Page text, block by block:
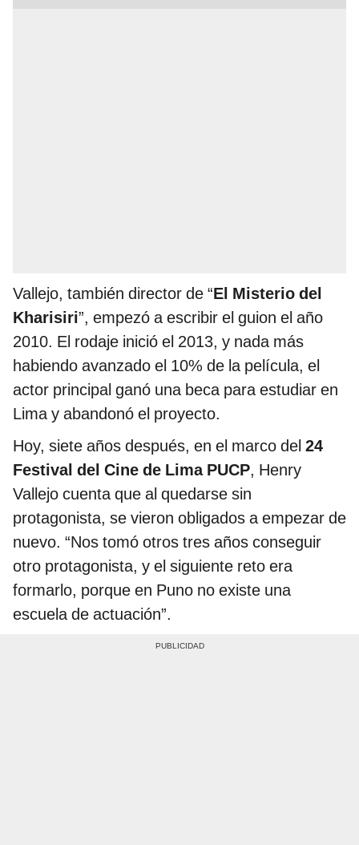
Vallejo, también director de “El Misterio del
Kharisiri”, empezó a escribir el guion el año
2010. El rodaje inició el 2013, y nada más
habiendo avanzado el 10% de la película, el
actor principal ganó una beca para estudiar en
Lima y abandonó el proyecto.
Hoy, siete años después, en el marco del 24
Festival del Cine de Lima PUCP, Henry
Vallejo cuenta que al quedarse sin
protagonista, se vieron obligados a empezar de
nuevo. “Nos tomó otros tres años conseguir
otro protagonista, y el siguiente reto era
formarlo, porque en Puno no existe una
escuela de actuación”.